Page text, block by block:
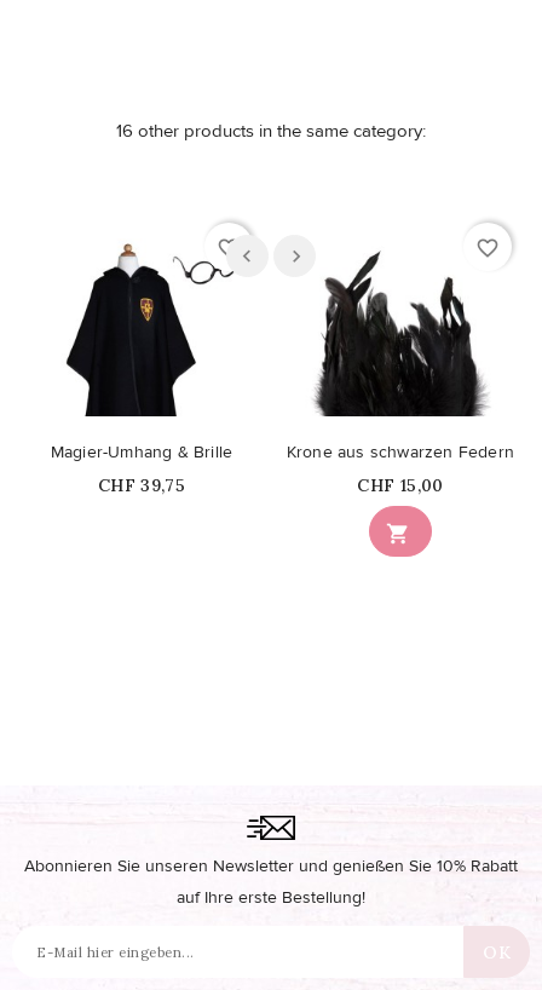
16 other products in the same category:
favorite_border
Magier-Umhang & Brille
Price
CHF 39,75
favorite_border

Krone aus schwarzen Federn
Price
CHF 15,00
Abonnieren Sie unseren Newsletter und genießen Sie 10% Rabatt
auf Ihre erste Bestellung!